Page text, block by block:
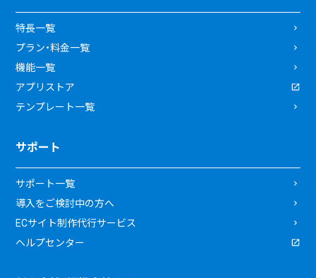
特長一覧
プラン・料金一覧
機能一覧
アプリストア
テンプレート一覧
サポート
サポート一覧
導入をご検討中の方へ
ECサイト制作代行サービス
ヘルプセンター